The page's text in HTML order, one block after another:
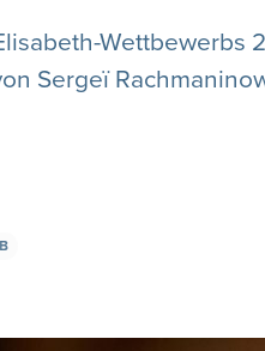
Wettbewerbs
Sergeï